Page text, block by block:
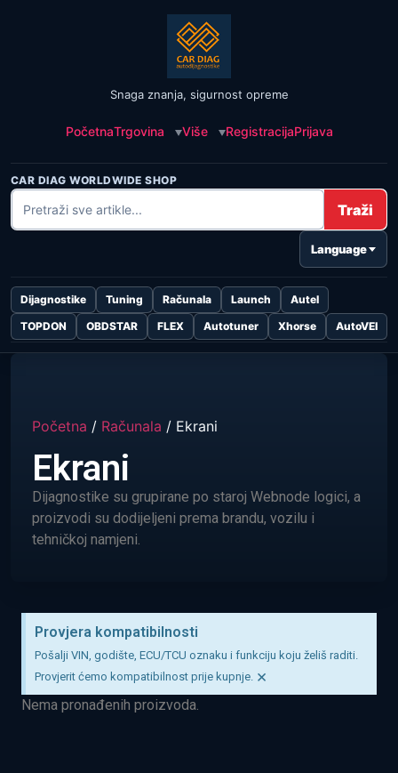
Snaga znanja, sigurnost opreme
PočetnaTrgovina Više RegistracijaPrijava
CAR DIAG WORLDWIDE SHOP
Traži
Language
Dijagnostike Tuning Računala Launch
Autel
TOPDON
OBDSTAR FLEX Autotuner Xhorse AutoVEI
Početna / Računala / Ekrani
Ekrani
Dijagnostike su grupirane po staroj Webnode logici, a
proizvodi su dodijeljeni prema brandu, vozilu i
tehničkoj namjeni.
Provjera kompatibilnosti
Pošalji VIN, godište, ECU/TCU oznaku i funkciju koju želiš raditi.
Provjerit ćemo kompatibilnost prije kupnje. ×
Nema pronađenih proizvoda.